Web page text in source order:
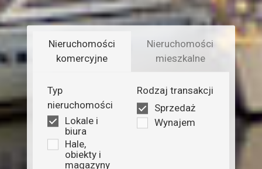
Nieruchomości
komercyjne
Nieruchomości
mieszkalne
Typ
nieruchomości
Lokale i
biura
Hale,
obiekty i
magazyny
Rodzaj transakcji
Sprzedaż
Wynajem